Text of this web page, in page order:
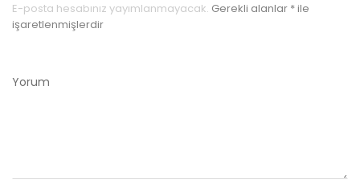
E-posta hesabınız yayımlanmayacak. Gerekli alanlar *ile
işaretlenmişlerdir
Yorum